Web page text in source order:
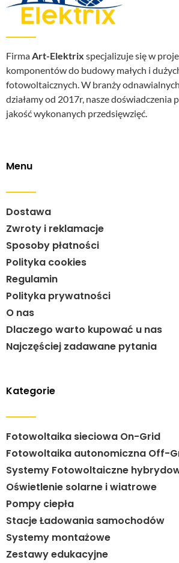
FirmaArt-Elektrix specjalizuje się w
komponentów do budowy małych i
fotowoltaicznych. W branży
działamy od 2017r, nasze doświadczenia
jakość wykonanych przedsięwzięć.
Menu
Dostawa
Zwroty i reklamacje
Sposoby płatności
Polityka cookies
Regulamin
Polityka prywatności
O nas
Dlaczego warto kupować u nas
Najczęściej zadawane pytania
Kategorie
Fotowoltaika sieciowa On-Grid
Fotowoltaika autonomiczna Off-
Systemy Fotowoltaiczne
Oświetlenie solarne i wiatrowe
Pompy ciepła
Stacje Ładowania samochodów
Systemy montażowe
Zestawy edukacyjne